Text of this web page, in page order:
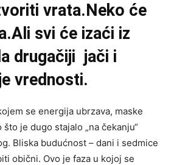
vrata.Neko će
svi će izaći iz
drugačiji jači i
vrednosti.
se energija ubrzava, maske
što je dugo stajalo „na čekanju“
Bliska budućnost – dani i sedmice
obični. Ovo je faza u kojoj se